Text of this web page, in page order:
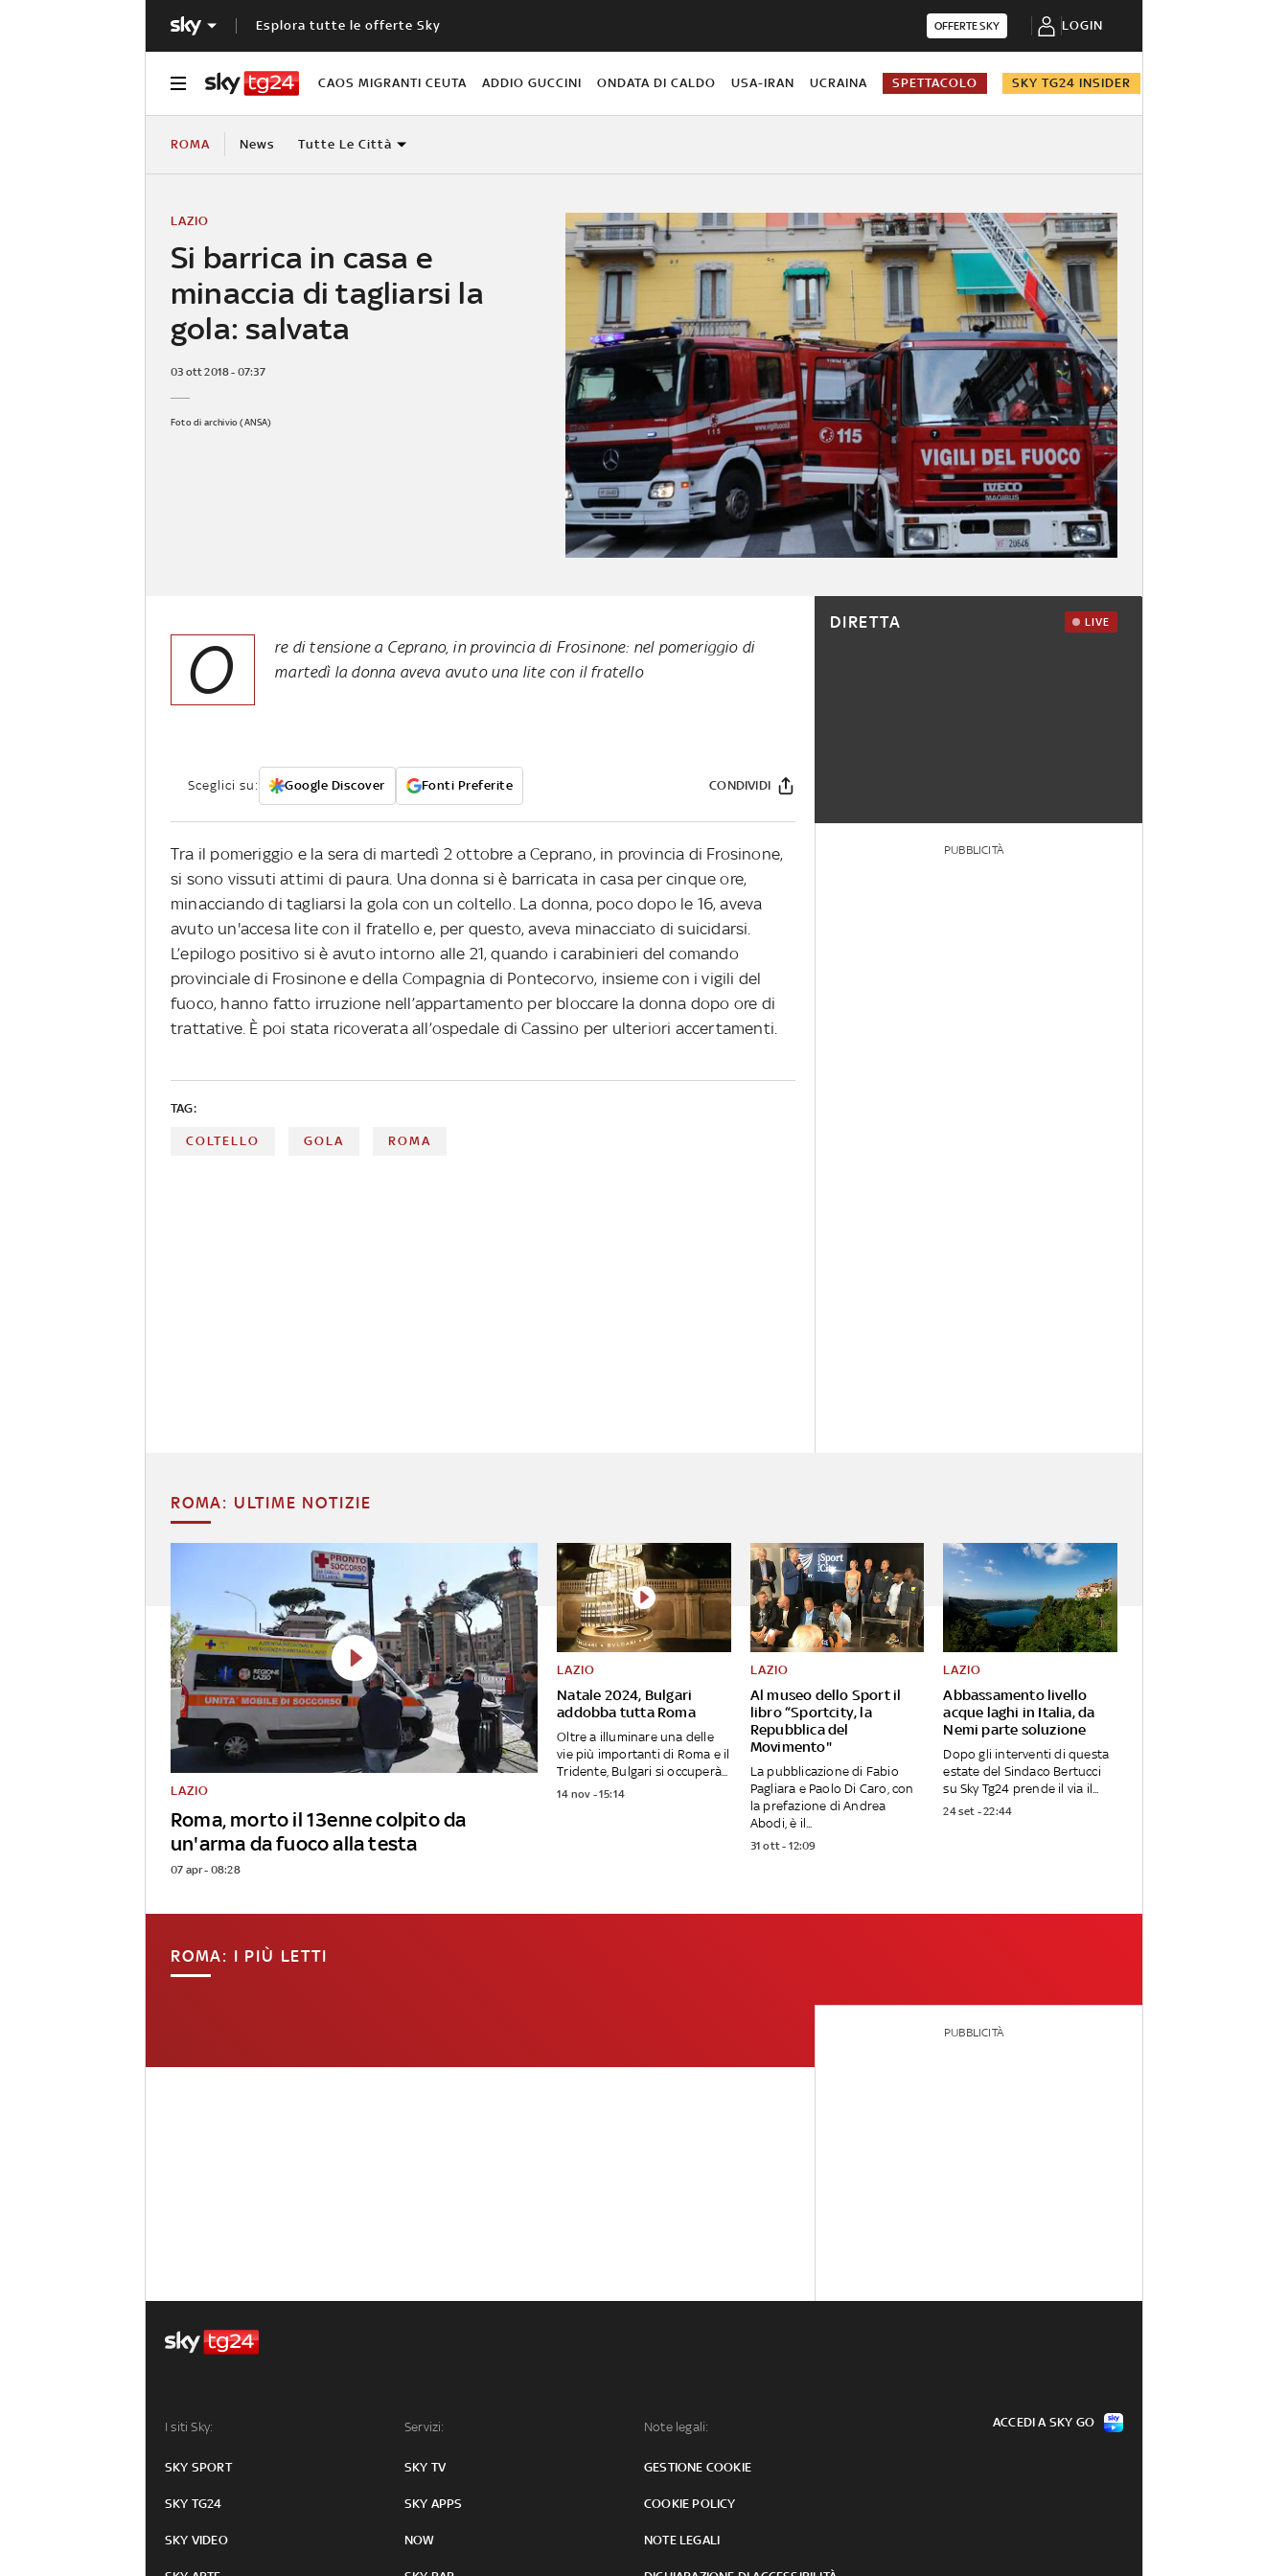
Esplora tutte le offerte Sky OFFERTE SKY LOGIN
CAOS MIGRANTI CEUTA ADDIO GUCCINI ONDATA DI CALDO USA-IRAN UCRAINA SPETTACOLO SKY TG24 INSIDER
ROMA News Tutte Le Città
Si barrica in casa e
minaccia di tagliarsi la
gola: salvata
LAZIO
03 ott 2018 - 07:37
Foto di archivio (ANSA)
O
re di tensione a Ceprano, in provincia di Frosinone: nel pomeriggio di
martedì la donna aveva avuto una lite con il fratello
Sceglici su: Google Discover Fonti Preferite CONDIVIDI
Tra il pomeriggio e la sera di martedì 2 ottobre a Ceprano, in provincia di Frosinone,
si sono vissuti attimi di paura. Una donna si è barricata in casa per cinque ore,
minacciando di tagliarsi la gola con un coltello. La donna, poco dopo le 16, aveva
avuto un'accesa lite con il fratello e, per questo, aveva minacciato di suicidarsi.
L’epilogo positivo si è avuto intorno alle 21, quando i carabinieri del comando
provinciale di Frosinone e della Compagnia di Pontecorvo, insieme con i vigili del
fuoco, hanno fatto irruzione nell’appartamento per bloccare la donna dopo ore di
trattative. È poi stata ricoverata all’ospedale di Cassino per ulteriori accertamenti.
TAG:
COLTELLO GOLA ROMA
DIRETTA LIVE
PUBBLICITÀ
ROMA: ULTIME NOTIZIE
Roma, morto il 13enne colpito da
un'arma da fuoco alla testa
LAZIO
07 apr - 08:28
Natale 2024, Bulgari
addobba tutta Roma
LAZIO
Oltre a illuminare una delle
vie più importanti di Roma e il
Tridente, Bulgari si occuperà...
14 nov - 15:14
Al museo dello Sport il
libro “Sportcity, la
Repubblica del
Movimento"
LAZIO
La pubblicazione di Fabio
Pagliara e Paolo Di Caro, con
la prefazione di Andrea
Abodi, è il...
31 ott - 12:09
Abbassamento livello
acque laghi in Italia, da
Nemi parte soluzione
LAZIO
Dopo gli interventi di questa
estate del Sindaco Bertucci
su Sky Tg24 prende il via il...
24 set - 22:44
ROMA: I PIÙ LETTI
PUBBLICITÀ
I siti Sky:
SKY SPORT
SKY TG24
SKY VIDEO
Servizi:
SKY TV
SKY APPS
NOW
Note legali:
GESTIONE COOKIE
COOKIE POLICY
NOTE LEGALI
ACCEDI A SKY GO